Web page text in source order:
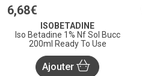
6,68€
ISOBETADINE
Iso Betadine 1% Nf Sol Bucc
200ml Ready To Use
Ajouter